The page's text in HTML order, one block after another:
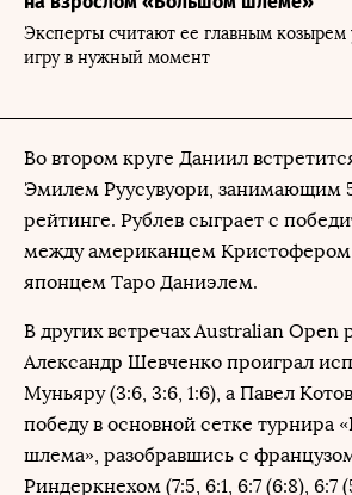
Эксперты считают ее главным козырем
игру в нужный момент
Во втором круге Даниил
Эмилем Руусувуори, занимающим
рейтинге. Рублев сыграет с
между американцем
японцем Таро Даниэлем.
В других встречах Australian Open
Александр Шевченко проиграл
Муньяру (3:6, 3:6, 1:6), а Павел
победу в основной сетке турнира
шлема», разобравшись с
Риндеркнехом (7:5, 6:1, 6:7 (6:8), 6:7